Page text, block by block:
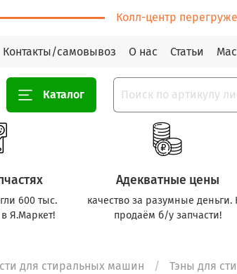
Колл-центр
Контакты/самовывоз О нас Статьи
Каталог
600 тыс.
Я.Маркет!
Адекватные цены
качество за разумные деньги.
продаём б/у запчасти!
для стиральных машин Тэны для